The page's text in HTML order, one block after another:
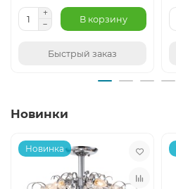
В корзину
Быстрый заказ
Новинки
Новинка